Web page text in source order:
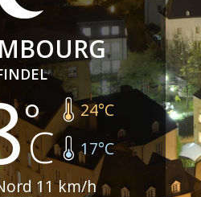
24°C
17°C
11km/h